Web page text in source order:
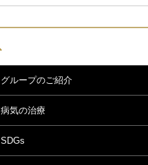
グループのご紹介
病気の治療
SDGs